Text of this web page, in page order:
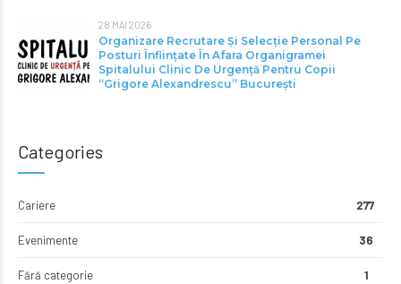
28 MAI 2026
Organizare Recrutare Și Selecție Personal Pe
Posturi Înființate În Afara Organigramei
Spitalului Clinic De Urgență Pentru Copii
“Grigore Alexandrescu” Bucureşti
Categories
Cariere 277
Evenimente 36
Fără categorie 1